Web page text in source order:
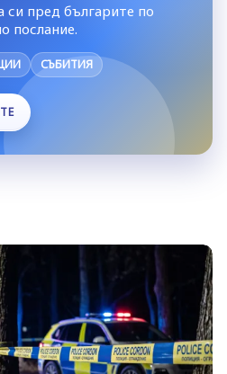
си пред българите по
послание.
СЪБИТИЯ